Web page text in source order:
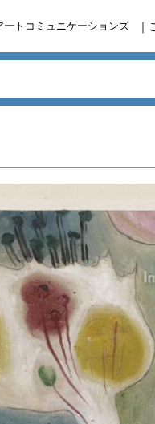
ートコミュニケーションズ ｜